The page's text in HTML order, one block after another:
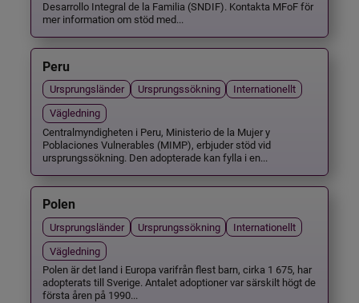
Desarrollo Integral de la Familia (SNDIF). Kontakta MFoF för
mer information om stöd med...
Peru
Ursprungsländer Ursprungssökning
Internationellt
Vägledning
Centralmyndigheten i Peru, Ministerio de la Mujer y
Poblaciones Vulnerables (MIMP), erbjuder stöd vid
ursprungssökning. Den adopterade kan fylla i en...
Polen
Ursprungsländer Ursprungssökning
Internationellt
Vägledning
Polen är det land i Europa varifrån flest barn, cirka 1 675, har
adopterats till Sverige. Antalet adoptioner var särskilt högt de
första åren på 1990...